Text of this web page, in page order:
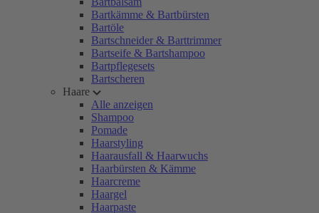
Bartkämme & Bartbürsten
Bartöle
Bartschneider & Barttrimmer
Bartseife & Bartshampoo
Bartpflegesets
Bartscheren
Haare
Alle anzeigen
Shampoo
Pomade
Haarstyling
Haarausfall & Haarwuchs
Haarbürsten & Kämme
Haarcreme
Haargel
Haarpaste